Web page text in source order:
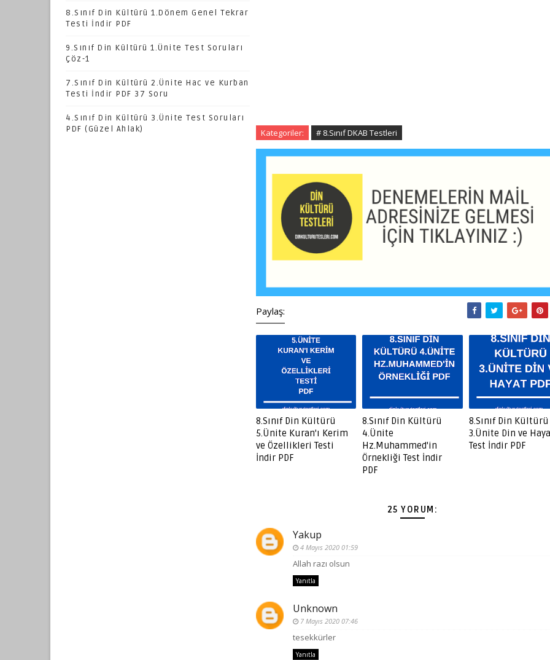
8.Sınıf Din Kültürü 1.Dönem Genel Tekrar
Testi İndir PDF
9.Sınıf Din Kültürü 1.Ünite Test Soruları
Çöz-1
7.Sınıf Din Kültürü 2.Ünite Hac ve Kurban
Testi İndir PDF 37 Soru
4.Sınıf Din Kültürü 3.Ünite Test Soruları
PDF (Güzel Ahlak)
Kategoriler: # 8.Sınıf DKAB Testleri
Paylaş:
8.Sınıf Din Kültürü
5.Ünite Kuran'ı Kerim
ve Özellikleri Testi
İndir PDF
8.Sınıf Din Kültürü
4.Ünite
Hz.Muhammed'in
Örnekliği Test İndir
PDF
8.Sınıf Din Kültürü
3.Ünite Din ve
Test İndir PDF
25 YORUM:
Yakup
4 Mayıs 2020 01:59
Allah razı olsun
Yanıtla
Unknown
7 Mayıs 2020 07:46
tesekkürler
Yanıtla